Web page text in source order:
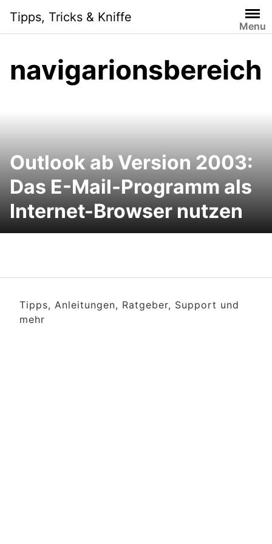
content
Tipps, Tricks & Kniffe
Menu
navigarionsbereich
Outlook ab Version 2003:
Das E-Mail-Programm als
Internet-Browser nutzen
Tipps, Anleitungen, Ratgeber, Support und
mehr